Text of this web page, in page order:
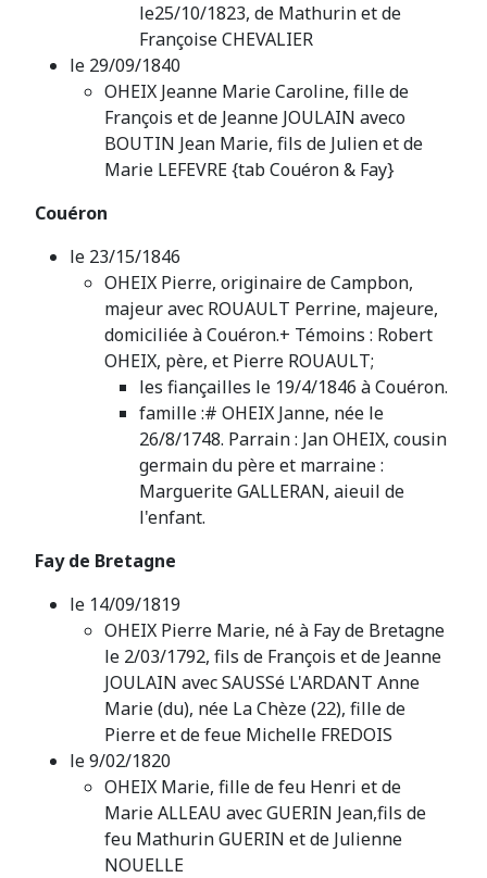
le25/10/1823, de Mathurin et de
Françoise CHEVALIER
le 29/09/1840
OHEIX Jeanne Marie Caroline, fille de
François et de Jeanne JOULAIN aveco
BOUTIN Jean Marie, fils de Julien et de
Marie LEFEVRE {tab Couéron & Fay}
Couéron
le 23/15/1846
OHEIX Pierre, originaire de Campbon,
majeur avec ROUAULT Perrine, majeure,
domiciliée à Couéron.+ Témoins : Robert
OHEIX, père, et Pierre ROUAULT;
les fiançailles le 19/4/1846 à Couéron.
famille :# OHEIX Janne, née le
26/8/1748. Parrain : Jan OHEIX, cousin
germain du père et marraine :
Marguerite GALLERAN, aieuil de
l'enfant.
Fay de Bretagne
le 14/09/1819
OHEIX Pierre Marie, né à Fay de Bretagne
le 2/03/1792, fils de François et de Jeanne
JOULAIN avec SAUSSé L'ARDANT Anne
Marie (du), née La Chèze (22), fille de
Pierre et de feue Michelle FREDOIS
le 9/02/1820
OHEIX Marie, fille de feu Henri et de
Marie ALLEAU avec GUERIN Jean,fils de
feu Mathurin GUERIN et de Julienne
NOUELLE